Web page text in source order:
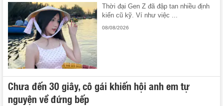
Thời đại Gen Z đã đập tan nhiều định
kiến cũ kỹ. Ví như việc ...
08/08/2026
Chưa đến 30 giây, cô gái khiến hội anh em tự
nguyện về đứng bếp